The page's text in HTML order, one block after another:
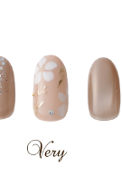
カラーのフラ...